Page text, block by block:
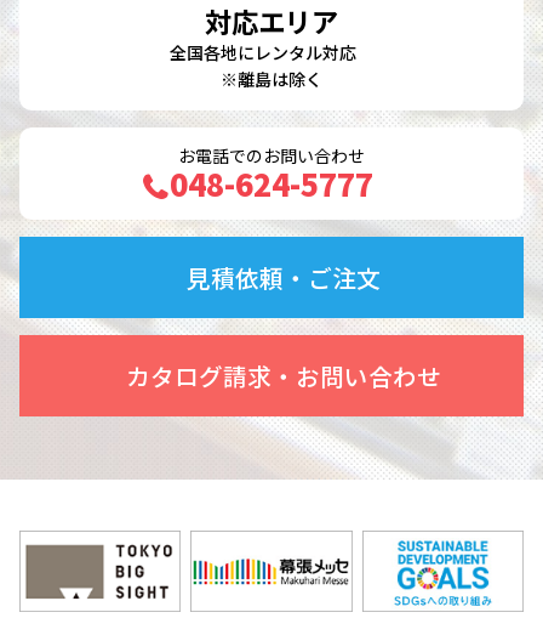
対応エリア
全国各地にレンタル対応
※離島は除く
お電話でのお問い合わせ
048-624-5777
見積依頼・ご注文
カタログ請求・お問い合わせ